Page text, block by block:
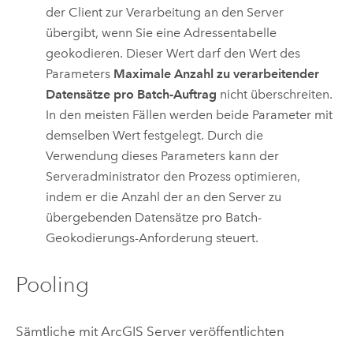
der Client zur Verarbeitung an den Server
übergibt, wenn Sie eine Adressentabelle
geokodieren. Dieser Wert darf den Wert des
Parameters Maximale Anzahl zu verarbeitender
Datensätze pro Batch-Auftrag nicht überschreiten.
In den meisten Fällen werden beide Parameter mit
demselben Wert festgelegt. Durch die
Verwendung dieses Parameters kann der
Serveradministrator den Prozess optimieren,
indem er die Anzahl der an den Server zu
übergebenden Datensätze pro Batch-
Geokodierungs-Anforderung steuert.
Pooling
Sämtliche mit ArcGIS Serververöffentlichten